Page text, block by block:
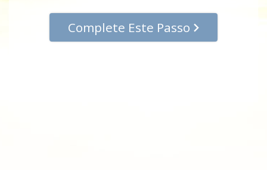
Complete Este Passo